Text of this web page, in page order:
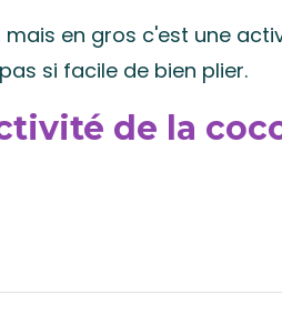
en gros c'est une
si facile de bien plier.
de la